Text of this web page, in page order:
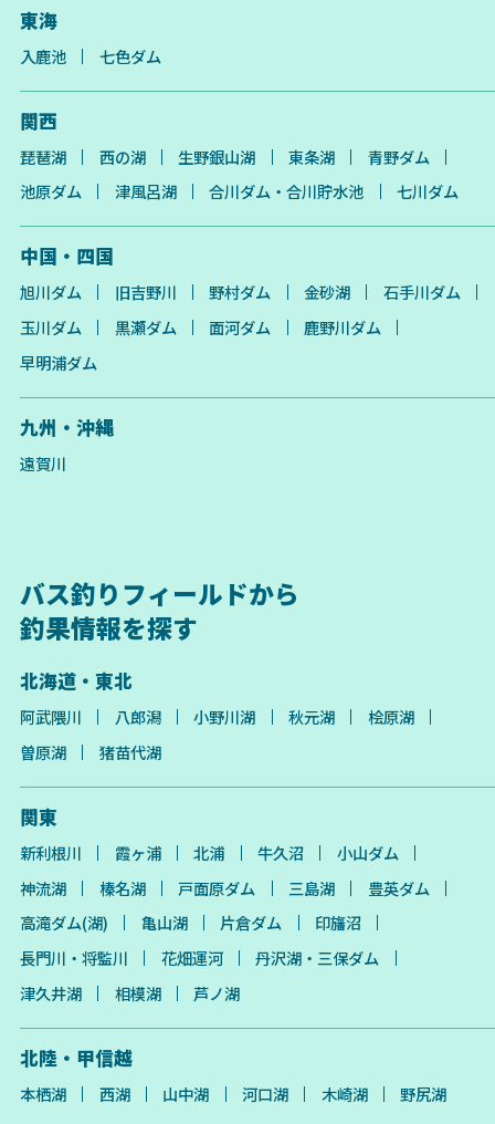
東海
入鹿池 七色ダム
関西
琵琶湖 西の湖 生野銀山湖 東条湖
青野ダム
池原ダム
津風呂湖 合川ダム・合川貯水池 七川ダム
中国・四国
旭川ダム 旧吉野川 野村ダム 金砂湖
石手川ダム
玉川ダム
黒瀬ダム 面河ダム
鹿野川ダム
早明浦ダム
九州・沖縄
遠賀川
バス釣りフィールドから
釣果情報を探す
北海道・東北
阿武隈川 八郎潟 小野川湖 秋元湖
桧原湖
曽原湖
猪苗代湖
関東
新利根川 霞ヶ浦 北浦 牛久沼
小山ダム
神流湖
榛名湖 戸面原ダム 三島湖
豊英ダム
高滝ダム(湖)
亀山湖 片倉ダム
印旛沼
長門川・将監川
花畑運河
丹沢湖・三保ダム
津久井湖
相模湖 芦ノ湖
北陸・甲信越
本栖湖 西湖 山中湖 河口湖 木崎湖 野尻湖